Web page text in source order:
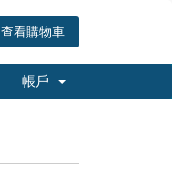
查看購物車
帳戶